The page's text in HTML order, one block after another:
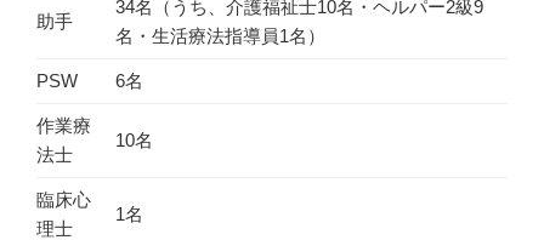
助手
34名（うち、介護福祉士10名・ヘルパー2級9
名・生活療法指導員1名）
PSW 6名
作業療
法士
10名
臨床心
理士
1名